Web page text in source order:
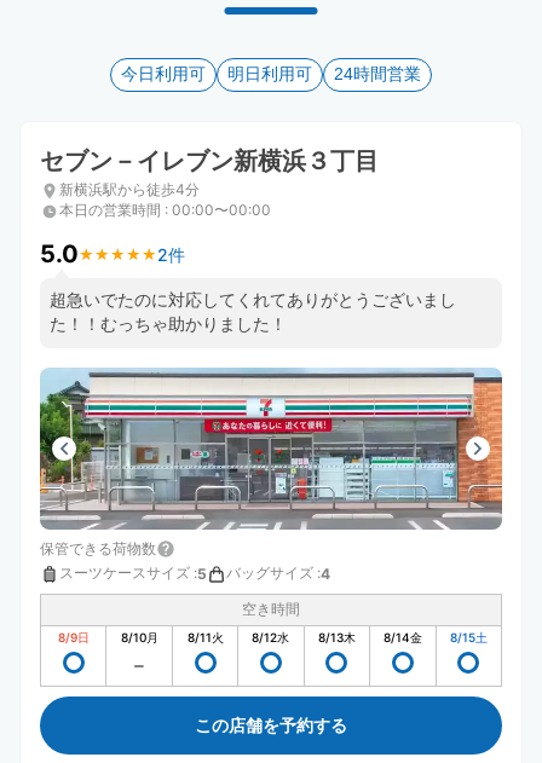
the
keyboard
shortcuts
for
changing
dates.
mark
key
the
keyboard
shortcuts
for
changing
dates.
今日利用可 明日利用可 24時間営業
セブン－イレブン新横浜３丁目
新横浜駅から徒歩4分
本日の営業時間 : 00:00〜00:00
5.0★ ★ ★ ★ ★
★ ★ ★ ★ ★ 2件
超急いでたのに対応してくれてありがとうございまし
た！！むっちゃ助かりました！
保管できる荷物数
スーツケースサイズ :5 バッグサイズ :4
空き時間
8/9日 8/10月 8/11火 8/12水 8/13木 8/14金 8/15土
この店舗を予約する